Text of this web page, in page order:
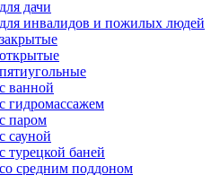
дачи
инвалидов и пожилых людей
ванной
гидромассажем
паром
сауной
баней
средним поддоном